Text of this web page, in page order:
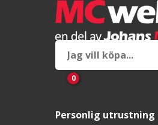
0
Personlig utrustning